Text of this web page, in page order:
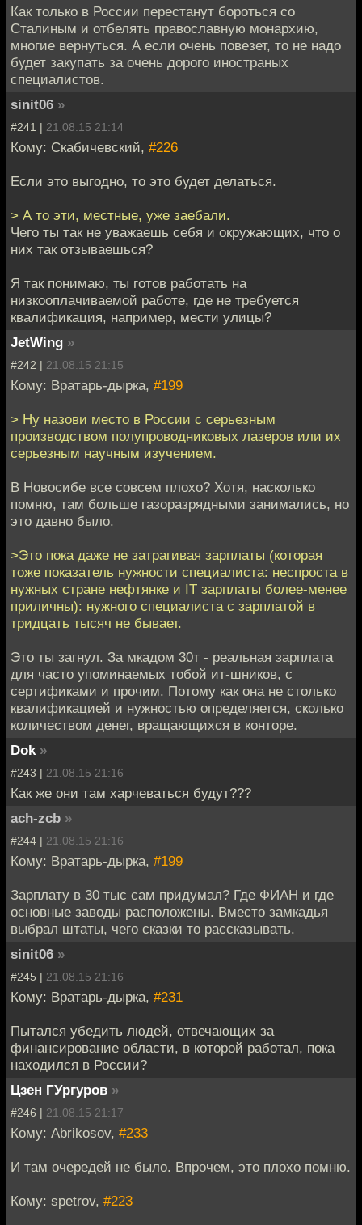
Как только в России перестанут бороться со
Сталиным и отбелять православную монархию,
многие вернуться. А если очень повезет, то не надо
будет закупать за очень дорого иностраных
специалистов.
sinit06 »
#241 | 21.08.15 21:14
Кому: Скабичевский, #226
Если это выгодно, то это будет делаться.
> А то эти, местные, уже заебали.
Чего ты так не уважаешь себя и окружающих, что о
них так отзываешься?
Я так понимаю, ты готов работать на
низкооплачиваемой работе, где не требуется
квалификация, например, мести улицы?
JetWing »
#242 | 21.08.15 21:15
Кому: Вратарь-дырка, #199
> Ну назови место в России с серьезным
производством полупроводниковых лазеров или их
серьезным научным изучением.
В Новосибе все совсем плохо? Хотя, насколько
помню, там больше газоразрядными занимались, но
это давно было.
>Это пока даже не затрагивая зарплаты (которая
тоже показатель нужности специалиста: неспроста в
нужных стране нефтянке и IT зарплаты более-менее
приличны): нужного специалиста с зарплатой в
тридцать тысяч не бывает.
Это ты загнул. За мкадом 30т - реальная зарплата
для часто упоминаемых тобой ит-шников, с
сертификами и прочим. Потому как она не столько
квалификацией и нужностью определяется, сколько
количеством денег, вращающихся в конторе.
Dok »
#243 | 21.08.15 21:16
Как же они там харчеваться будут???
ach-zcb »
#244 | 21.08.15 21:16
Кому: Вратарь-дырка, #199
Зарплату в 30 тыс сам придумал? Где ФИАН и где
основные заводы расположены. Вместо замкадья
выбрал штаты, чего сказки то рассказывать.
sinit06 »
#245 | 21.08.15 21:16
Кому: Вратарь-дырка, #231
Пытался убедить людей, отвечающих за
финансирование области, в которой работал, пока
находился в России?
Цзен ГУргуров »
#246 | 21.08.15 21:17
Кому: Abrikosov, #233
И там очередей не было. Впрочем, это плохо помню.
Кому: spetrov, #223